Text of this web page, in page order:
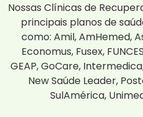
Nossas Clínicas de
principais planos de
como: Amil, AmHemed,
Economus, Fusex,
GEAP, GoCare,
New Saúde Leader,
SulAmérica,